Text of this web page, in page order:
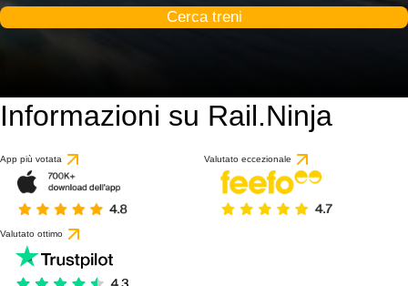
Cerca treni
Informazioni su Rail.Ninja
App più votata Valutato eccezionale
Valutato ottimo